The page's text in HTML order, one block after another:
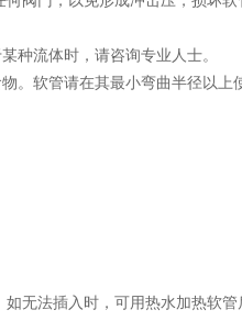
流体时，请咨询专业人士。
软管请在其最小弯曲半径以上
法插入时，可用热水加热软管